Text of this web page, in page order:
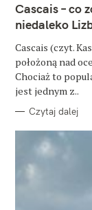
T
E
G
O
I
Cascais – co
niedaleko
Cascais (czyt.
położoną nad
Chociaż to
jest jednym z..
Czytaj dalej
a
j
: